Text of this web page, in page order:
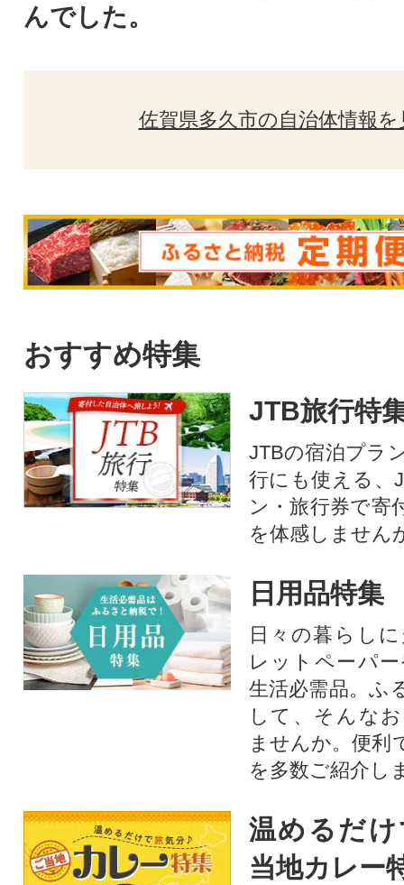
んでした。
佐賀県多久市の自治体情報を
おすすめ特集
JTB旅行特
JTBの宿泊プラ
行にも使える、
ン・旅行券で寄
を体感しません
日用品特集
日々の暮らし
レットペーパ
生活必需品。ふ
して、そんな
ませんか。便利
を多数ご紹介し
温めるだ
当地カレー